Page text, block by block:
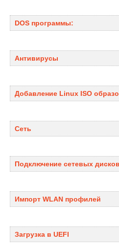
DOS программы:
Антивирусы
Добавление Linux ISO
Сеть
Подключение сетевых дисков
Импорт WLAN профилей
Загрузка в UEFI